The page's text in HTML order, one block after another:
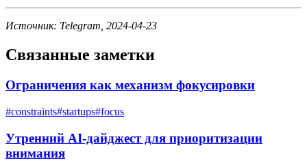
Источник: Telegram, 2024-04-23
Связанные заметки
Ограничения как механизм фокусировки
#constraints#startups#focus
Утренний AI-дайджест для приоритизации
внимания